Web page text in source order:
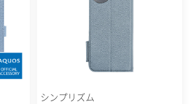
シンプリズム